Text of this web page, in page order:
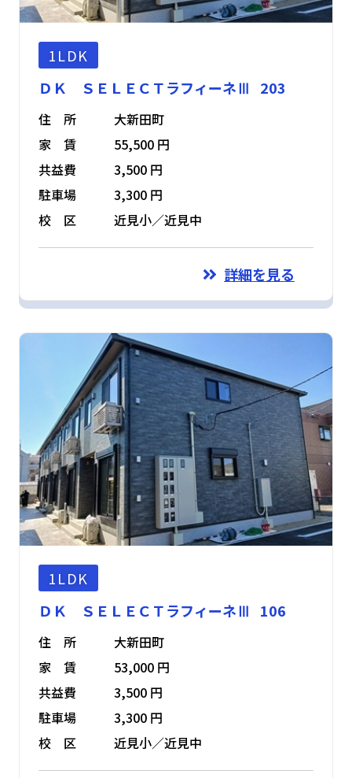
1LDK
ＤＫ ＳＥＬＥＣＴラフィーネⅢ 203
住 所
大新田町
家 賃
55,500 円
共益費
3,500 円
駐車場
3,300 円
校 区
近見小／近見中
詳細を見る
1LDK
ＤＫ ＳＥＬＥＣＴラフィーネⅢ 106
住 所
大新田町
家 賃
53,000 円
共益費
3,500 円
駐車場
3,300 円
校 区
近見小／近見中